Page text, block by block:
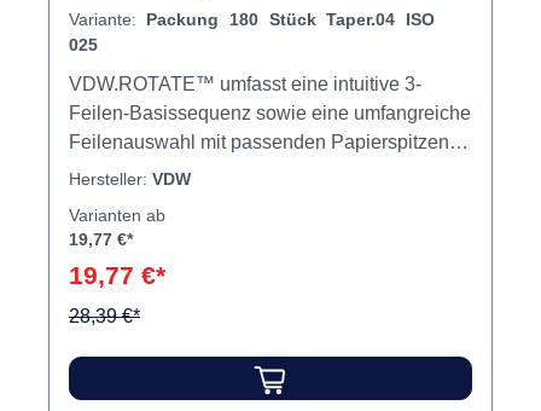
Variante: Packung 180 Stück Taper.04 ISO
025
VDW.ROTATE™ umfasst eine intuitive 3-
Feilen-Basissequenz sowie eine umfangreiche
Feilenauswahl mit passenden Papierspitzen
und Obturatoren. Damit bereiten Sie virtuos
Hersteller: VDW
Varianten ab
19,77 €*
19,77 €*
28,39 €*